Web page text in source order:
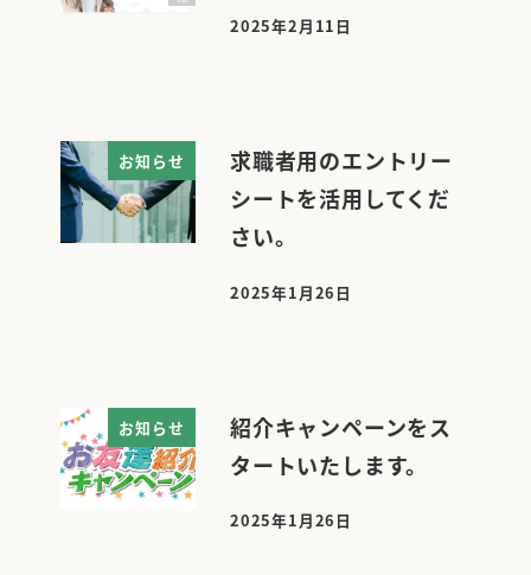
投稿日
2025年2月11日
お知らせ
求職者用のエントリー
シートを活用してくだ
さい。
投稿日
2025年1月26日
お知らせ
紹介キャンペーンをス
タートいたします。
投稿日
2025年1月26日